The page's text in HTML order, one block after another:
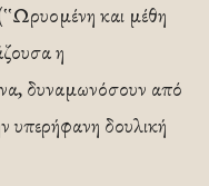
και μέθη
η
δυναμωνόσουν από
υπερήφανη δουλική